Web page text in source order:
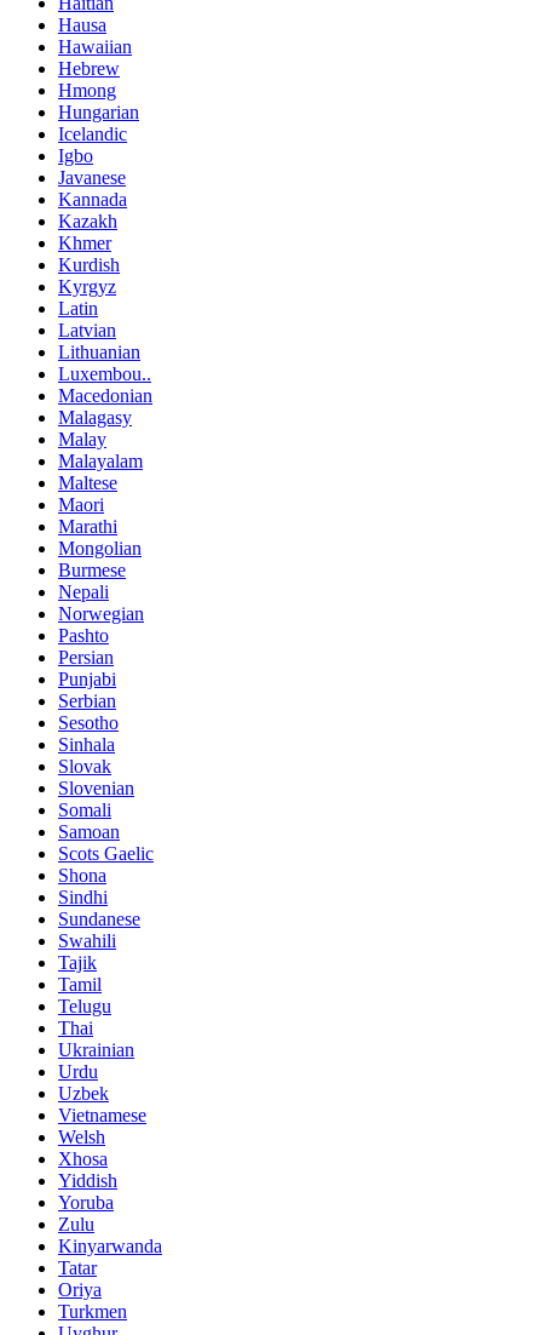
Hausa
Hawaiian
Hebrew
Hmong
Hungarian
Icelandic
Igbo
Javanese
Kannada
Kazakh
Khmer
Kurdish
Kyrgyz
Latin
Latvian
Lithuanian
Luxembou..
Macedonian
Malagasy
Malay
Malayalam
Maltese
Maori
Marathi
Mongolian
Burmese
Nepali
Norwegian
Pashto
Persian
Punjabi
Serbian
Sesotho
Sinhala
Slovak
Slovenian
Somali
Samoan
Scots Gaelic
Shona
Sindhi
Sundanese
Swahili
Tajik
Tamil
Telugu
Thai
Ukrainian
Urdu
Uzbek
Vietnamese
Welsh
Xhosa
Yiddish
Yoruba
Zulu
Kinyarwanda
Tatar
Oriya
Turkmen